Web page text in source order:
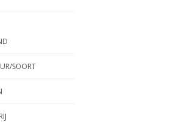
SOORT